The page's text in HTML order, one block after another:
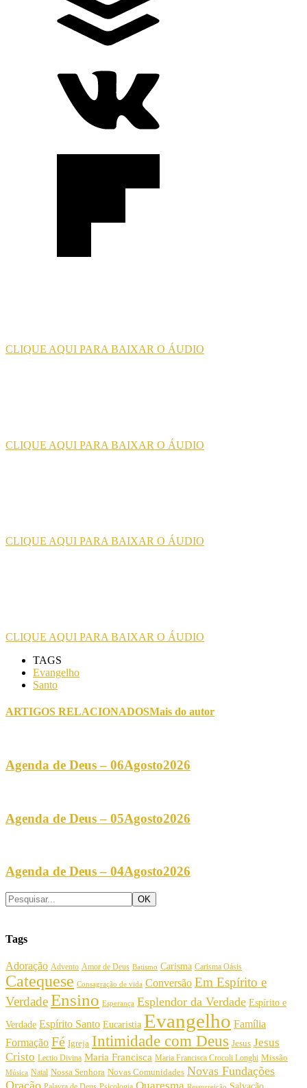
CLIQUE AQUI PARA BAIXAR O ÁUDIO
CLIQUE AQUI PARA BAIXAR O ÁUDIO
CLIQUE AQUI PARA BAIXAR O ÁUDIO
CLIQUE AQUI PARA BAIXAR O ÁUDIO
TAGS
Evangelho
Santo
ARTIGOS RELACIONADOSMais do autor
Agenda de Deus – 06Agosto2026
Agenda de Deus – 05Agosto2026
Agenda de Deus – 04Agosto2026
Tags
Adoração Advento Amor de Deus Batismo Carisma Carisma Oásis
Catequese Consagração de vida Conversão Em Espírito e
VerdadeEnsino Esperança Esplendor da Verdade Espírito e
Verdade Espírito Santo Eucaristia Evangelho Família
Formação Fé Igreja Intimidade com Deus Jesus Jesus
Cristo Lectio Divina Maria Francisca Maria Francisca Crocoli Longhi Missão
Música Natal Nossa Senhora Novas Comunidades Novas Fundações